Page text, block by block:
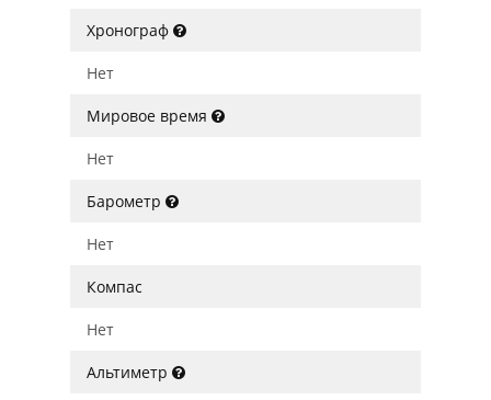
Хронограф
Нет
Мировое время
Нет
Барометр
Нет
Компас
Нет
Альтиметр